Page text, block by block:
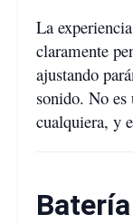
La
claramente
ajustando
sonido. No
cualquiera, y